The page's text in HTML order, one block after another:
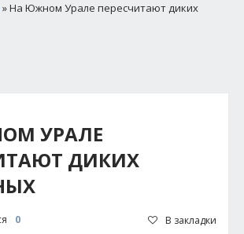
» На Южном Урале пересчитают диких
УРАЛЕ
ДИКИХ
0 В закладки